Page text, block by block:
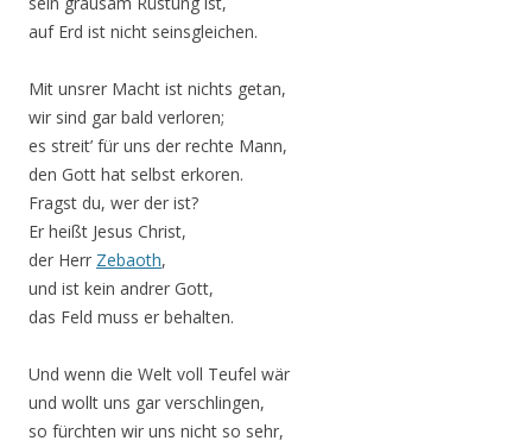
auf Erd ist nicht seinsgleichen.
Mit unsrer Macht ist nichts getan,
wir sind gar bald verloren;
es streit’ für uns der rechte Mann,
den Gott hat selbst erkoren.
Fragst du, wer der ist?
Er heißt Jesus Christ,
der Herr Zebaoth,
und ist kein andrer Gott,
das Feld muss er behalten.
Und wenn die Welt voll Teufel wär
und wollt uns gar verschlingen,
so fürchten wir uns nicht so sehr,